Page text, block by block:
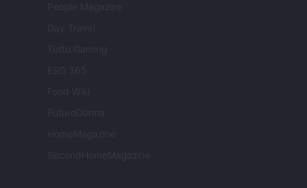
People Magazine
Day Travel
Tutto Gaming
ESG 365
Food Wiki
FuturoDonna
HomeMagazine
SecondHomeMagazine